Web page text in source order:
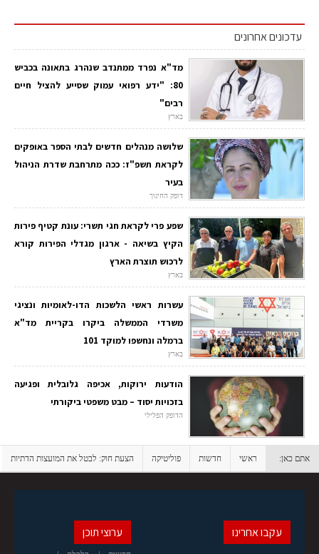
עדכונים אחרונים
מד"א נפרד ממתנדב שנהרג בתאונה בכביש
80: "ידע רפואי עמוק שסייע להציל חיים
רבים"
בארץ
שלושה מנהלים חדשים לבתי הספר באופקים
לקראת תשפ"ז: ככה מתרחבת שדרת הניהול
בעיר
דופק החינוך
שפע פרי לקראת חגי תשרי: עונת קטיף פירות
הקיץ בשיאה - ארגון מגדלי הפירות קורא
לרכוש תוצרת הארץ
בארץ
עשרות ראשי הלשכות הדו-לאומיות ונציגי
משרדי הממשלה ביקרו בקריית מד"א
ברמלה ונחשפו למוקד 101
בארץ
הודעות ירוקות, אכיפה גלובלית ופגיעה
בזכויות יסוד – מבט משפטי ביקורתי
הדופק הפלילי
אתם כאן: ראשי חדשות פוליטיקה הצעת חוק: לבטל את המועצות הדתיות
ערוצי תוכן עקבו אחרינו